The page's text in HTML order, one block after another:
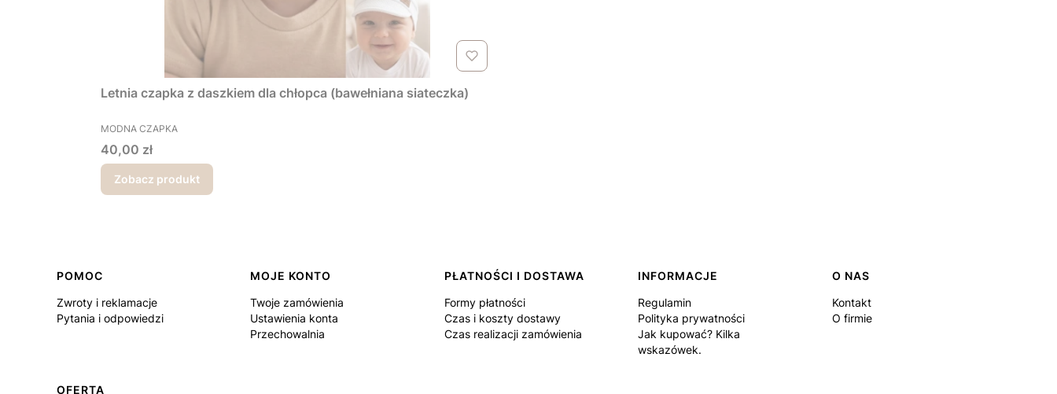
Letnia czapka z daszkiem dla chłopca (bawełniana siateczka)
PRODUCENT
MODNA CZAPKA
Cena
40,00 zł
Zobacz produkt
Linki w stopce
POMOC
Zwroty i reklamacje
Pytania i odpowiedzi
MOJE KONTO
Twoje zamówienia
Ustawienia konta
Przechowalnia
PŁATNOŚCI I DOSTAWA
Formy płatności
Czas i koszty dostawy
Czas realizacji zamówienia
INFORMACJE
Regulamin
Polityka prywatności
Jak kupować? Kilka
wskazówek.
O NAS
Kontakt
O firmie
OFERTA